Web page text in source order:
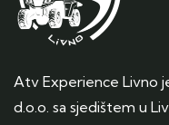
Atv Experience Livno
d.o.o. sa sjedištem u